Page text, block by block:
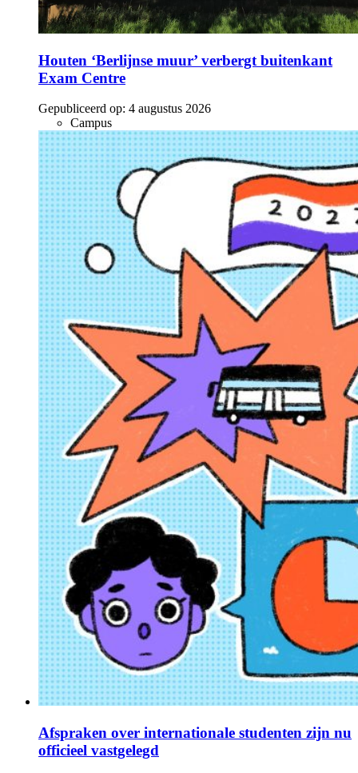
Houten ‘Berlijnse muur’ verbergt buitenkant
Exam Centre
Gepubliceerd op: 4 augustus 2026
Campus
Afspraken over internationale studenten zijn nu
officieel vastgelegd